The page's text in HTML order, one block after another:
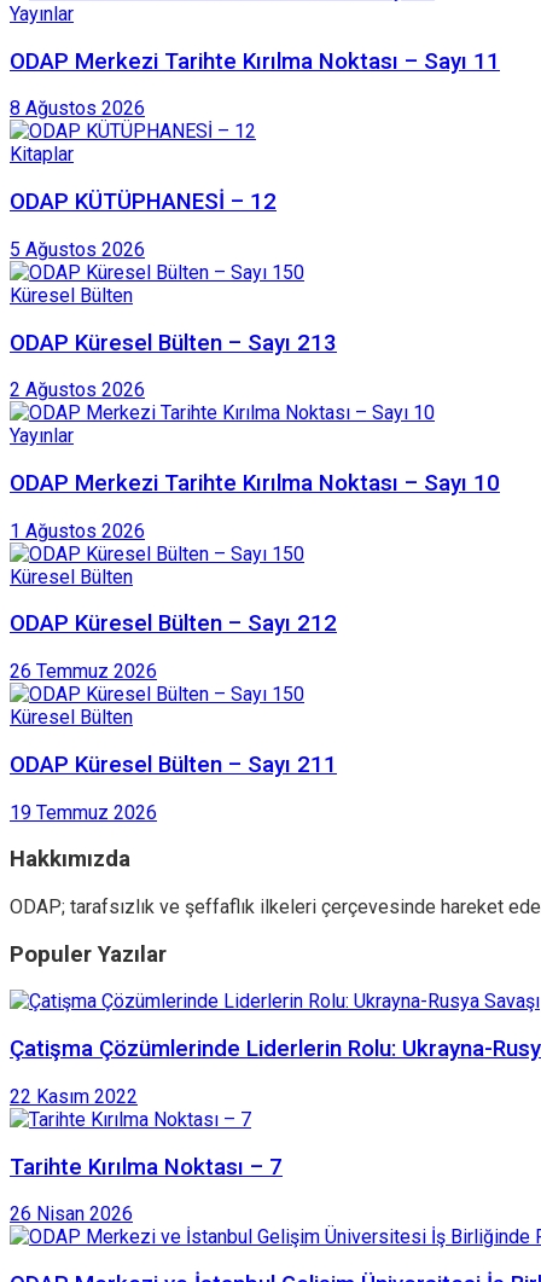
Yayınlar
ODAP Merkezi Tarihte Kırılma Noktası – Sayı 11
8 Ağustos 2026
Kitaplar
ODAP KÜTÜPHANESİ – 12
5 Ağustos 2026
Küresel Bülten
ODAP Küresel Bülten – Sayı 213
2 Ağustos 2026
Yayınlar
ODAP Merkezi Tarihte Kırılma Noktası – Sayı 10
1 Ağustos 2026
Küresel Bülten
ODAP Küresel Bülten – Sayı 212
26 Temmuz 2026
Küresel Bülten
ODAP Küresel Bülten – Sayı 211
19 Temmuz 2026
Hakkımızda
ODAP; tarafsızlık ve şeffaflık ilkeleri çerçevesinde hareket
Populer Yazılar
Çatişma Çözümlerinde Liderlerin Rolu: Ukrayna-
22 Kasım 2022
Tarihte Kırılma Noktası – 7
26 Nisan 2026